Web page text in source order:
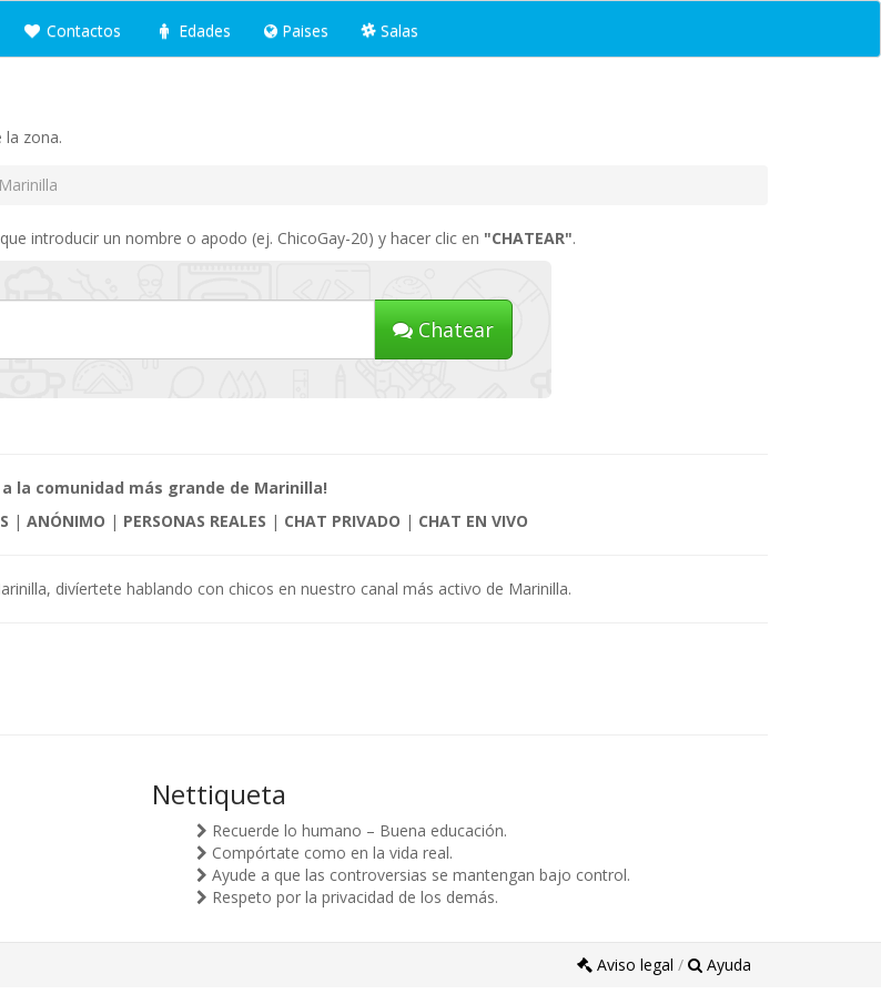
Contactos Edades Paises Salas
la zona.
Marinilla
introducir un nombre o apodo (ej. ChicoGay-20) y hacer clic en "CHATEAR".
Chatear
a la comunidad más grande de Marinilla!
| ANÓNIMO | PERSONAS REALES | CHAT PRIVADO | CHAT EN VIVO
divíertete hablando con chicos en nuestro canal más activo de Marinilla.
Nettiqueta
Recuerde lo humano – Buena educación.
Compórtate como en la vida real.
Ayude a que las controversias se mantengan bajo control.
Respeto por la privacidad de los demás.
Aviso legal / Ayuda